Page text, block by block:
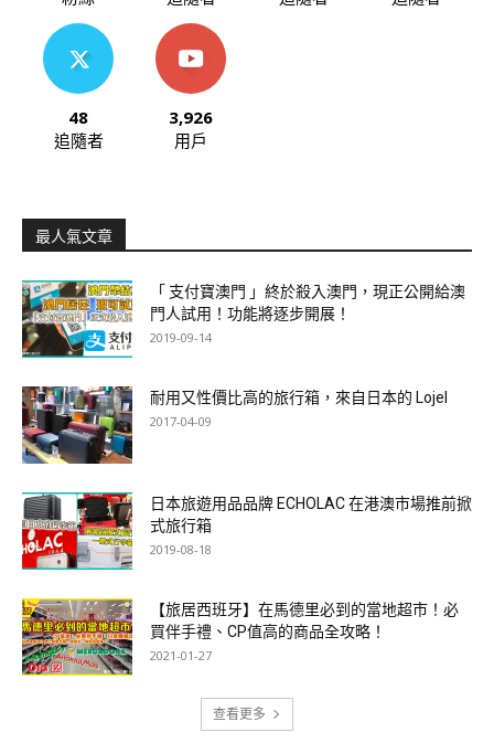
48
追隨者
3,926
用戶
最人氣文章
「 支付寶澳門 」終於殺入澳門，現正公開給澳
門人試用！功能將逐步開展！
2019-09-14
耐用又性價比高的旅行箱，來自日本的 Lojel
2017-04-09
日本旅遊用品品牌 ECHOLAC 在港澳市場推前掀
式旅行箱
2019-08-18
【旅居西班牙】在馬德里必到的當地超市！必
買伴手禮、CP值高的商品全攻略！
2021-01-27
查看更多